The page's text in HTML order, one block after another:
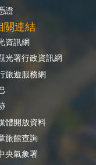
證
關連結
資訊網
光署行政資訊網
旅遊服務網
體開放資料
旅館查詢
央氣象署